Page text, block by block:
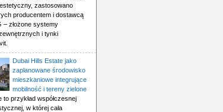
zastosowano
producentem i dostawcą
– złożone systemy
i tynki
Dubai Hills Estate jako
zaplanowane środowisko
mieszkaniowe integrujące
mobilność i tereny zielone
to przykład współczesnej
w której cała